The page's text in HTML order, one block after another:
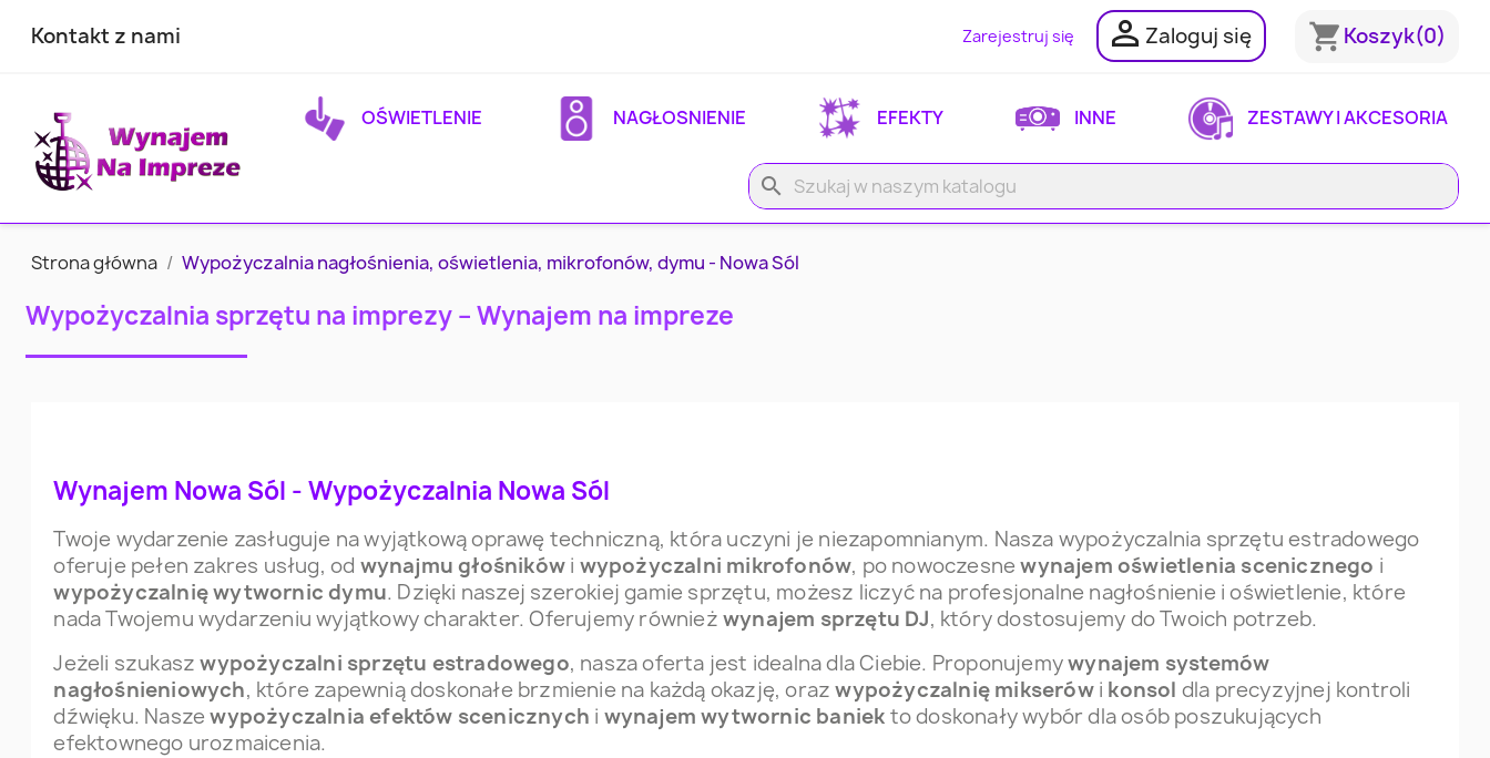
Kontakt z nami Zarejestruj się  Zaloguj się shopping_cart Koszyk(0)
OŚWIETLENIE NAGŁOSNIENIE EFEKTY INNE ZESTAWY I AKCESORIA
search
Strona główna Wypożyczalnia nagłośnienia, oświetlenia, mikrofonów, dymu - Nowa Sól
Wypożyczalnia sprzętu na imprezy – Wynajem na impreze
Wynajem Nowa Sól - Wypożyczalnia Nowa Sól
Twoje wydarzenie zasługuje na wyjątkową oprawę techniczną, która uczyni je niezapomnianym. Nasza wypożyczalnia sprzętu estradowego
oferuje pełen zakres usług, od wynajmu głośników i wypożyczalni mikrofonów, po nowoczesnewynajem oświetlenia scenicznego i
wypożyczalnię wytwornic dymu. Dzięki naszej szerokiej gamie sprzętu, możesz liczyć na profesjonalne nagłośnienie i oświetlenie, które
nada Twojemu wydarzeniu wyjątkowy charakter. Oferujemy równieżwynajem sprzętu DJ, który dostosujemy do Twoich potrzeb.
Jeżeli szukaszwypożyczalni sprzętu estradowego, nasza oferta jest idealna dla Ciebie. Proponujemywynajem systemów
nagłośnieniowych, które zapewnią doskonałe brzmienie na każdą okazję, orazwypożyczalnię mikserówi konsol dla precyzyjnej kontroli
dźwięku. Naszewypożyczalnia efektów scenicznych i wynajem wytwornic baniek to doskonały wybór dla osób poszukujących
efektownego urozmaicenia.